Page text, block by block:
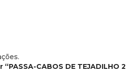
CABOS DE TEJADILHO 2